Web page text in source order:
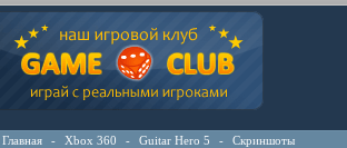
Главная - Xbox 360 - Guitar Hero 5 - Скриншоты